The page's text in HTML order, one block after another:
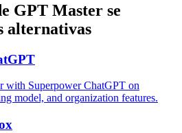
GPT Master se
alternativas
with Superpower ChatGPT on
model, and organization features.